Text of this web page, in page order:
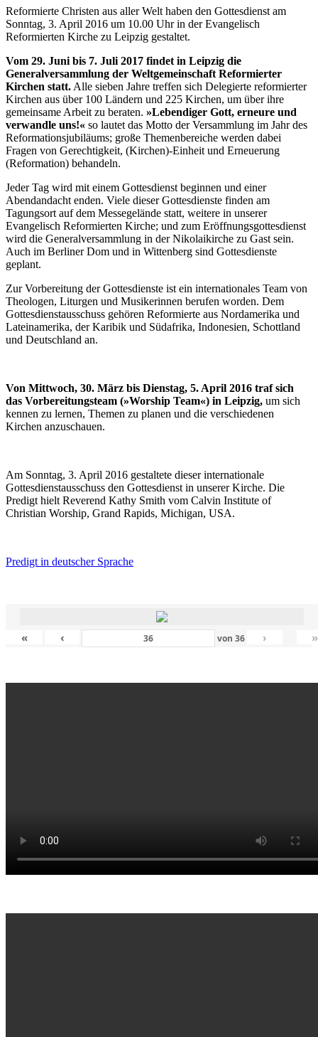
Reformierte Christen aus aller Welt haben den Gottesdienst am
Sonntag, 3. April 2016 um 10.00 Uhr in der Evangelisch
Reformierten Kirche zu Leipzig gestaltet.
Vom 29. Juni bis 7. Juli 2017 findet in Leipzig die
Generalversammlung der Weltgemeinschaft Reformierter
Kirchen statt.Alle sieben Jahre treffen sich Delegierte reformierter
Kirchen aus über 100 Ländern und 225 Kirchen, um über ihre
gemeinsame Arbeit zu beraten. »Lebendiger Gott, erneure und
verwandle uns!« so lautet das Motto der Versammlung im Jahr des
Reformationsjubiläums; große Themenbereiche werden dabei
Fragen von Gerechtigkeit, (Kirchen)-Einheit und Erneuerung
(Reformation) behandeln.
Jeder Tag wird mit einem Gottesdienst beginnen und einer
Abendandacht enden. Viele dieser Gottesdienste finden am
Tagungsort auf dem Messegelände statt, weitere in unserer
Evangelisch Reformierten Kirche; und zum Eröffnungsgottesdienst
wird die Generalversammlung in der Nikolaikirche zu Gast sein.
Auch im Berliner Dom und in Wittenberg sind Gottesdienste
geplant.
Zur Vorbereitung der Gottesdienste ist ein internationales Team von
Theologen, Liturgen und Musikerinnen berufen worden. Dem
Gottesdienstausschuss gehören Reformierte aus Nordamerika und
Lateinamerika, der Karibik und Südafrika, Indonesien, Schottland
und Deutschland an.
Von Mittwoch, 30. März bis Dienstag, 5. April 2016 traf sich
das Vorbereitungsteam (»Worship Team«) in Leipzig, um sich
kennen zu lernen, Themen zu planen und die verschiedenen
Kirchen anzuschauen.
Am Sonntag, 3. April 2016 gestaltete dieser internationale
Gottesdienstausschuss den Gottesdienst in unserer Kirche. Die
Predigt hielt Reverend Kathy Smith vom Calvin Institute of
Christian Worship, Grand Rapids, Michigan, USA.
Predigt in deutscher Sprache
« ‹ von36 › »